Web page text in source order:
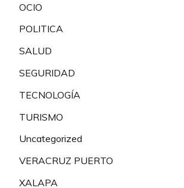
OCIO
POLITICA
SALUD
SEGURIDAD
TECNOLOGÍA
TURISMO
Uncategorized
VERACRUZ PUERTO
XALAPA